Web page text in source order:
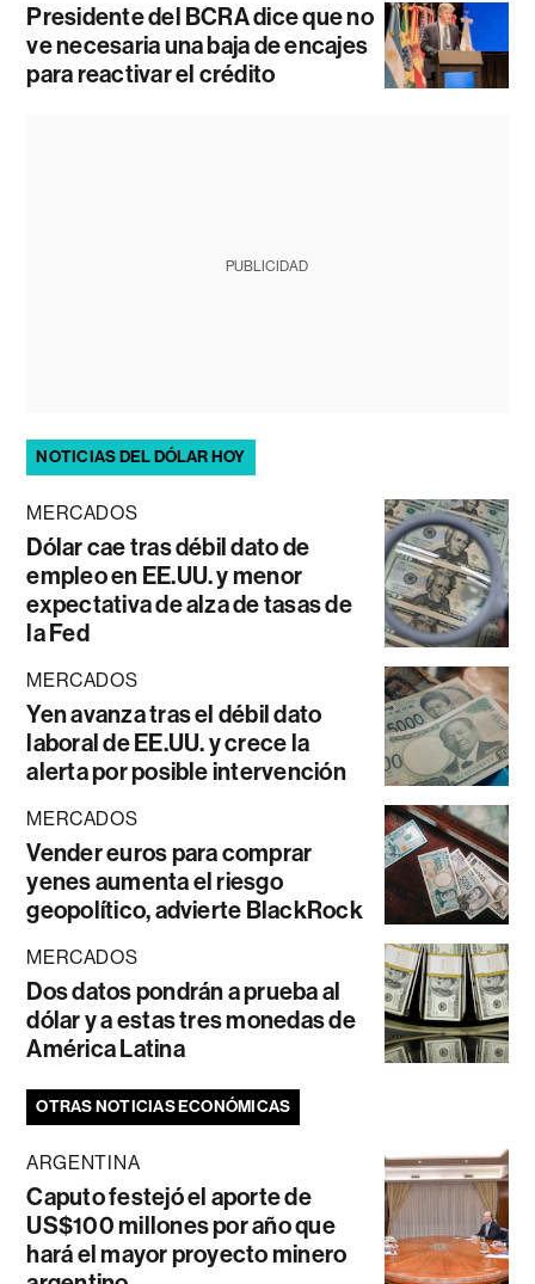
Presidente del BCRA dice que no
ve necesaria una baja de encajes
para reactivar el crédito
PUBLICIDAD
NOTICIAS DEL DÓLAR HOY
MERCADOS
Dólar cae tras débil dato de
empleo en EE.UU. y menor
expectativa de alza de tasas de
la Fed
MERCADOS
Yen avanza tras el débil dato
laboral de EE.UU. y crece la
alerta por posible intervención
MERCADOS
Vender euros para comprar
yenes aumenta el riesgo
geopolítico, advierte BlackRock
MERCADOS
Dos datos pondrán a prueba al
dólar y a estas tres monedas de
América Latina
OTRAS NOTICIAS ECONÓMICAS
ARGENTINA
Caputo festejó el aporte de
US$100 millones por año que
hará el mayor proyecto minero